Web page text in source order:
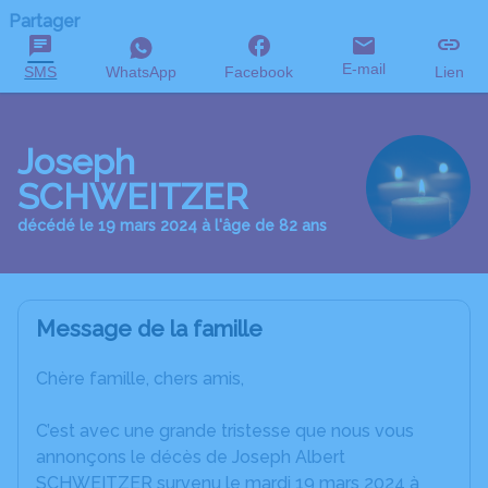
Partager
SMS WhatsApp Facebook E-mail Lien
Joseph
SCHWEITZER
décédé le 19 mars 2024 à l'âge de 82 ans
Message de la famille
Chère famille, chers amis,
C’est avec une grande tristesse que nous vous
annonçons le décès de Joseph Albert
SCHWEITZER survenu le mardi 19 mars 2024 à